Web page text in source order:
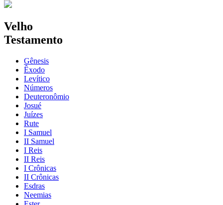
Velho
Testamento
Gênesis
Êxodo
Levítico
Números
Deuteronômio
Josué
Juízes
Rute
I Samuel
II Samuel
I Reis
II Reis
I Crônicas
II Crônicas
Esdras
Neemias